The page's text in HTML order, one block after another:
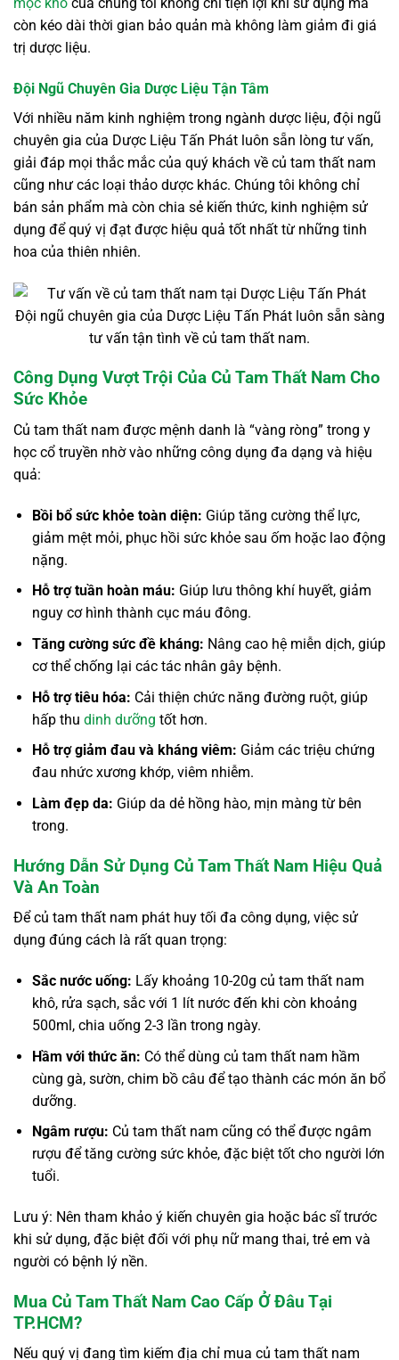
còn kéo dài thời gian bảo quản mà không làm giảm đi giá
trị dược liệu.
Đội Ngũ Chuyên Gia Dược Liệu Tận Tâm
Với nhiều năm kinh nghiệm trong ngành dược liệu, đội ngũ
chuyên gia của Dược Liệu Tấn Phát luôn sẵn lòng tư vấn,
giải đáp mọi thắc mắc của quý khách về củ tam thất nam
cũng như các loại thảo dược khác. Chúng tôi không chỉ
bán sản phẩm mà còn chia sẻ kiến thức, kinh nghiệm sử
dụng để quý vị đạt được hiệu quả tốt nhất từ những tinh
hoa của thiên nhiên.
Đội ngũ chuyên gia của Dược Liệu Tấn Phát luôn sẵn sàng
tư vấn tận tình về củ tam thất nam.
Công Dụng Vượt Trội Của Củ Tam Thất Nam Cho
Sức Khỏe
Củ tam thất nam được mệnh danh là “vàng ròng” trong y
học cổ truyền nhờ vào những công dụng đa dạng và hiệu
quả:
Bồi bổ sức khỏe toàn diện: Giúp tăng cường thể lực,
giảm mệt mỏi, phục hồi sức khỏe sau ốm hoặc lao động
nặng.
Hỗ trợ tuần hoàn máu: Giúp lưu thông khí huyết, giảm
nguy cơ hình thành cục máu đông.
Tăng cường sức đề kháng: Nâng cao hệ miễn dịch, giúp
cơ thể chống lại các tác nhân gây bệnh.
Hỗ trợ tiêu hóa: Cải thiện chức năng đường ruột, giúp
hấp thu dinh dưỡng tốt hơn.
Hỗ trợ giảm đau và kháng viêm: Giảm các triệu chứng
đau nhức xương khớp, viêm nhiễm.
Làm đẹp da: Giúp da dẻ hồng hào, mịn màng từ bên
trong.
Hướng Dẫn Sử Dụng Củ Tam Thất Nam Hiệu Quả
Và An Toàn
Để củ tam thất nam phát huy tối đa công dụng, việc sử
dụng đúng cách là rất quan trọng:
Sắc nước uống: Lấy khoảng 10-20g củ tam thất nam
khô, rửa sạch, sắc với 1 lít nước đến khi còn khoảng
500ml, chia uống 2-3 lần trong ngày.
Hầm với thức ăn: Có thể dùng củ tam thất nam hầm
cùng gà, sườn, chim bồ câu để tạo thành các món ăn bổ
dưỡng.
Ngâm rượu: Củ tam thất nam cũng có thể được ngâm
rượu để tăng cường sức khỏe, đặc biệt tốt cho người lớn
tuổi.
Lưu ý: Nên tham khảo ý kiến chuyên gia hoặc bác sĩ trước
khi sử dụng, đặc biệt đối với phụ nữ mang thai, trẻ em và
người có bệnh lý nền.
Mua Củ Tam Thất Nam Cao Cấp Ở Đâu Tại
TP.HCM?
Nếu quý vị đang tìm kiếm địa chỉ mua củ tam thất nam